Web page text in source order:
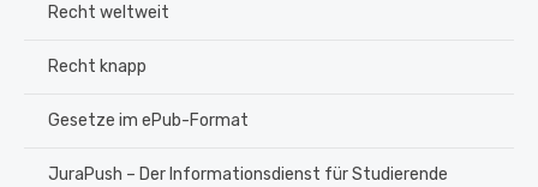
Recht weltweit
Recht knapp
Gesetze im ePub-Format
JuraPush – Der Informationsdienst für Studierende